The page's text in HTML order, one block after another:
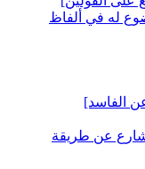
له في ألفاظ
عن طريقة